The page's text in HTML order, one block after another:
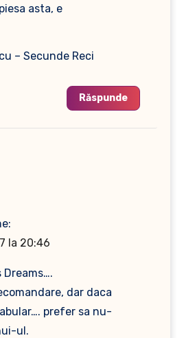
asta, e
– Secunde Reci
Răspunde
la 20:46
Dreams….
dar daca
prefer sa nu-
ul.